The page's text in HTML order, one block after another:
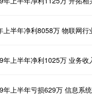
上半年净利8058万 物联网行
年上半年净利1025万 业务收
年上半年亏损629万 信息系